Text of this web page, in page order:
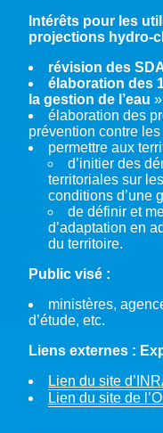
Intérêts pour les
projections hydro-
révision des
élaboration des
la gestion de l’eau
élaboration des
prévention contre
permettre aux
d’initier des
territoriales sur
conditions d’une
de définir et
d’adaptation en
du territoire.
Public visé :
ministères,
d’étude, etc.
Liens externes :
Lien du site
Lien du site de